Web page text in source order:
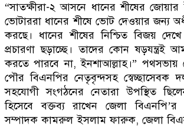
“সাতক্ষীরা-২ আসনে ধানের শীষের জোয়ার
ভোটাররা ধানের শীষে ভোট দেওয়ার জন্য
করছে। ধানের শীষের নিশ্চিত বিজয়
প্রচারণা ছড়াচ্ছে। তাদের কোন ষড়যন্ত্রই
করতে পারবে না, ইনশাআল্লাহ।”
পৌর বিএনপির নেতৃবৃন্দসহ
সহযোগী সংগঠনের নেতারা উপস্থিত
হিসেবে বক্তব্য রাখেন জেলা বিএনপি’র
সম্পাদক কামরুল ইসলাম ফারুক, জেলা